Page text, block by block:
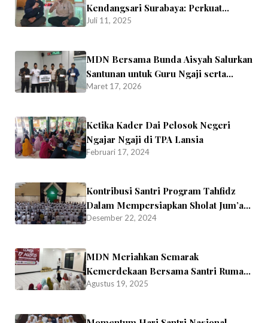
Kendangsari Surabaya: Perkuat
Jaringan dan Jajaki Kolaborasi
Juli 11, 2025
MDN Bersama Bunda Aisyah Salurkan
Santunan untuk Guru Ngaji serta
Imam Masjid
Maret 17, 2026
Ketika Kader Dai Pelosok Negeri
Ngajar Ngaji di TPA Lansia
Februari 17, 2024
Kontribusi Santri Program Tahfidz
Dalam Mempersiapkan Sholat Jum’at
di Masjid Aqshal Madinah
Desember 22, 2024
MDN Meriahkan Semarak
Kemerdekaan Bersama Santri Rumah
Qur’an Hidayatullah
Agustus 19, 2025